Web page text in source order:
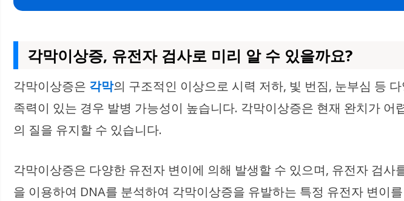
각막이상증, 유전자 검사로 미리 알 수 있을까요?
각막이상증은 각막의 구조적인 이상으로 시력 저하, 빛 번짐, 눈부심 등
족력이 있는 경우 발병 가능성이 높습니다. 각막이상증은 현재 완치가
의 질을 유지할 수 있습니다.
각막이상증은 다양한 유전자 변이에 의해 발생할 수 있으며, 유전자 검
을 이용하여 DNA를 분석하여 각막이상증을 유발하는 특정 유전자 변이